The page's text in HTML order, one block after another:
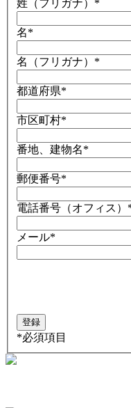
姓（フリガナ） *
名*
名（フリガナ） *
都道府県*
市区町村*
番地、建物名*
郵便番号*
電話番号（オフィス）
メール*
*必須項目